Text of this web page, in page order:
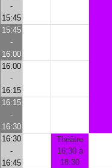
-
15:45
15:45
-
16:00
16:00
-
16:15
16:15
-
16:30
16:30
-
16:45
Théâtre
16:30 à
18:30